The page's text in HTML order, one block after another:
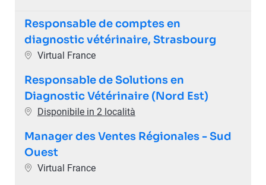
Responsable de comptes en
diagnostic vétérinaire, Strasbourg
Ubicazione
Virtual France
Responsable de Solutions en
Diagnostic Vétérinaire (Nord Est)
Disponibile in 2 località
Manager des Ventes Régionales - Sud
Ouest
Ubicazione
Virtual France